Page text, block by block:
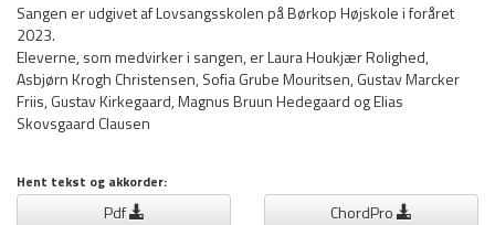
Sangen er udgivet af Lovsangsskolen på Børkop Højskole i foråret
2023.
Eleverne, som medvirker i sangen, er Laura Houkjær Rolighed,
Asbjørn Krogh Christensen, Sofia Grube Mouritsen, Gustav Marcker
Friis, Gustav Kirkegaard, Magnus Bruun Hedegaard og Elias
Skovsgaard Clausen
Hent tekst og akkorder:
Pdf ChordPro